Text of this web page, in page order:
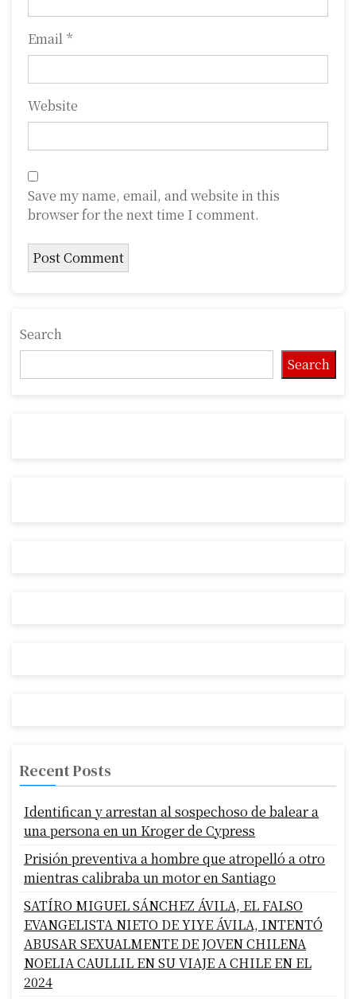
Email *
Website
Save my name, email, and website in this
browser for the next time I comment.
Search
Search
Recent Posts
Identifican y arrestan al sospechoso de balear a
una persona en un Kroger de Cypress
Prisión preventiva a hombre que atropelló a otro
mientras calibraba un motor en Santiago
SATÍRO MIGUEL SÁNCHEZ ÁVILA, EL FALSO
EVANGELISTA NIETO DE YIYE ÁVILA, INTENTÓ
ABUSAR SEXUALMENTE DE JOVEN CHILENA
NOELIA CAULLIL EN SU VIAJE A CHILE EN EL
2024